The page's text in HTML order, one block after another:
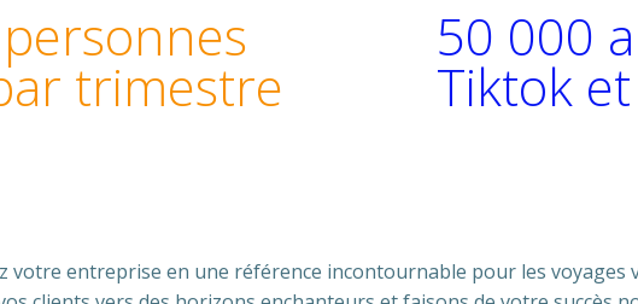
trimestre
50 000
Tiktok
votre entreprise en une référence incontournable pour les voyages